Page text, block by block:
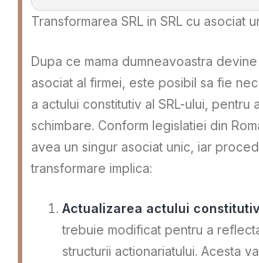
Transformarea SRL in SRL cu asociat
Dupa ce mama dumneavoastra
asociat al firmei, este posibil sa fie
a actului constitutiv al SRL-ului, pentru
schimbare. Conform legislatiei din
avea un singur asociat unic, iar
transformare implica:
Actualizarea actului constitutiv
trebuie modificat pentru a
structurii actionariatului. Acesta